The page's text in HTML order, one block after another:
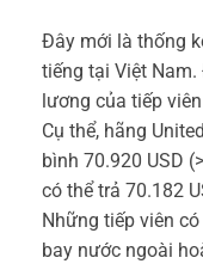
Đây mới là thống
tiếng tại Việt
lương của tiếp
Cụ thể, hãng
bình 70.920 USD
có thể trả 70.182
Những tiếp viên
bay nước ngoài